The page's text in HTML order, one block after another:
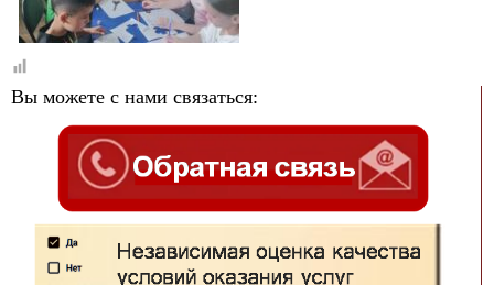
Вы можете с нами связаться: